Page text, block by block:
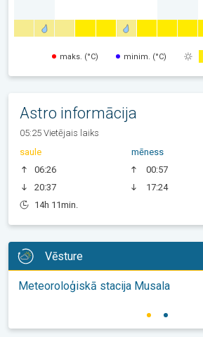
maks. (°C) minim. (°C)
Astro informācija
05:25 Vietējais laiks
saule
06:26
20:37
14h 11min.
mēness
00:57
17:24
Vēsture
Meteoroloģiskā stacija Musala